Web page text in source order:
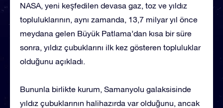
NASA, yeni keşfedilen devasa gaz, toz ve yıldız
topluluklarının, aynı zamanda, 13,7 milyar yıl önce
meydana gelen Büyük Patlama’dan kısa bir süre
sonra, yıldız çubuklarını ilk kez gösteren topluluklar
olduğunu açıkladı.
Bununla birlikte kurum, Samanyolu galaksisinde
yıldız çubuklarının halihazırda var olduğunu, ancak